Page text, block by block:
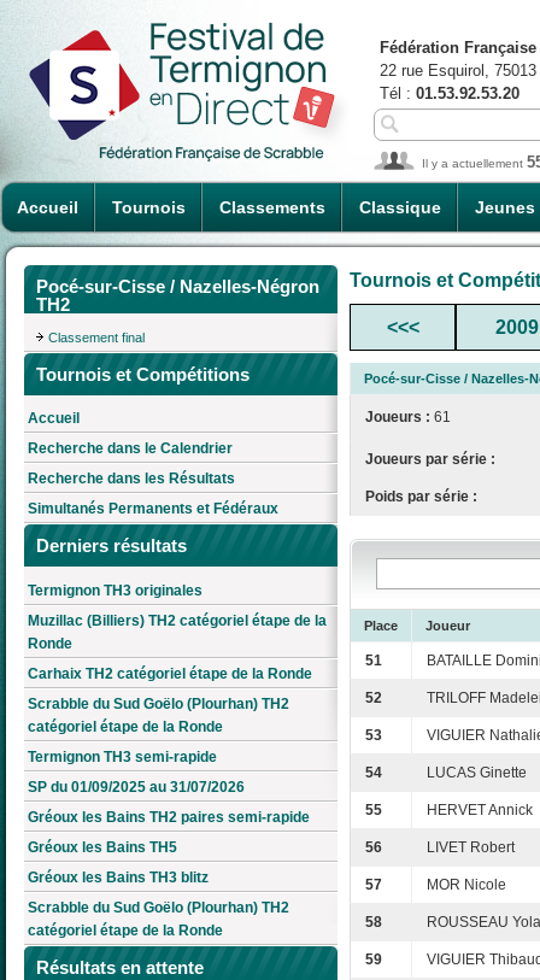
Accueil Tournois Classements Classique Jeunes
Fédération
22 rue Esquirol,
Tél : 01.53.92.53.20
Il y a actuellement
Pocé-sur-Cisse / Nazelles-Négron
TH2
Classement final
Tournois et Compétitions
Accueil
Recherche dans le Calendrier
Recherche dans les Résultats
Simultanés Permanents et Fédéraux
Derniers résultats
Termignon TH3 originales
Muzillac (Billiers) TH2 catégoriel étape de la
Ronde
Carhaix TH2 catégoriel étape de la Ronde
Scrabble du Sud Goëlo (Plourhan) TH2
catégoriel étape de la Ronde
Termignon TH3 semi-rapide
SP du 01/09/2025 au 31/07/2026
Gréoux les Bains TH2 paires semi-rapide
Gréoux les Bains TH5
Gréoux les Bains TH3 blitz
Scrabble du Sud Goëlo (Plourhan) TH2
catégoriel étape de la Ronde
Résultats en attente
Tournois et
<<< 2009
Pocé-sur-Cisse / Nazelles-
Joueurs : 61
Joueurs par série :
Poids par série :
Place Joueur
51 BATAILLE
52 TRILOFF
53 VIGUIER
54 LUCAS Ginette
55 HERVET Annick
56 LIVET Robert
57 MOR Nicole
58 ROUSSEAU
59 VIGUIER